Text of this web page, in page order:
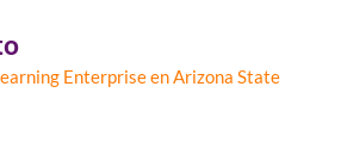
Enterprise en Arizona State